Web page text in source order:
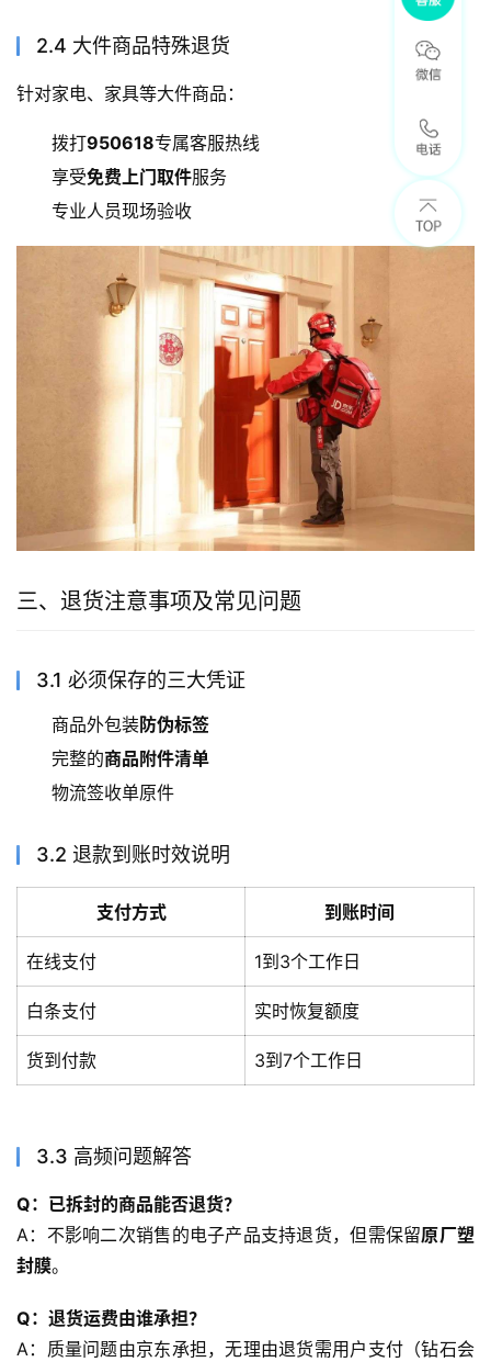
2.4 大件商品特殊退货
针对家电、家具等大件商品：
拨打950618专属客服热线
享受免费上门取件服务
专业人员现场验收
三、退货注意事项及常见问题
3.1 必须保存的三大凭证
商品外包装防伪标签
完整的商品附件清单
物流签收单原件
3.2 退款到账时效说明
支付方式 到账时间
在线支付 1到3个工作日
白条支付 实时恢复额度
货到付款 3到7个工作日
3.3 高频问题解答
Q：已拆封的商品能否退货？
A：不影响二次销售的电子产品支持退货，但需保留原厂塑
封膜。
Q：退货运费由谁承担？
A：质量问题由京东承担，无理由退货需用户支付（钻石会